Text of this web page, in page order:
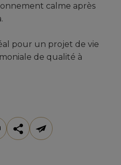
calme après
pour un projet de vie
de qualité à